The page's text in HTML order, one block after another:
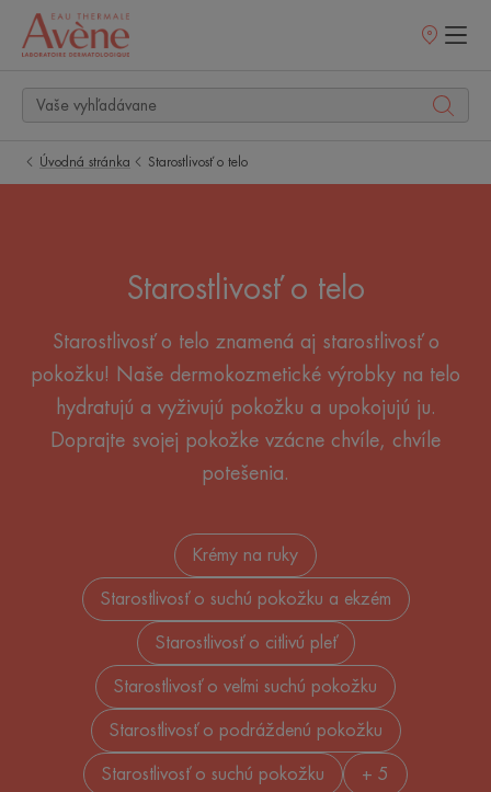
Predajné
Úvodná stránka Starostlivosť o telo
Starostlivosť o telo
Starostlivosť o telo znamená aj starostlivosť o
pokožku! Naše dermokozmetické výrobky na telo
hydratujú a vyživujú pokožku a upokojujú ju.
Doprajte svojej pokožke vzácne chvíle, chvíle
potešenia.
Krémy na ruky
Starostlivosť o suchú pokožku a ekzém
Starostlivosť o citlivú pleť
Starostlivosť o veľmi suchú pokožku
Starostlivosť o podráždenú pokožku
Starostlivosť o suchú pokožku + 5